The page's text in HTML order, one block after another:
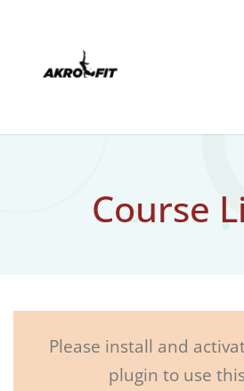
Course
Please install and
plugin to use